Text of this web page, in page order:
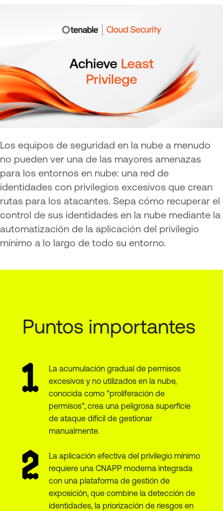
Los equipos de seguridad en la nube a menudo
no pueden ver una de las mayores amenazas
para los entornos en nube: una red de
identidades con privilegios excesivos que crean
rutas para los atacantes. Sepa cómo recuperar el
control de sus identidades en la nube mediante la
automatización de la aplicación del privilegio
mínimo a lo largo de todo su entorno.
Puntos importantes
La acumulación gradual de permisos
excesivos y no utilizados en la nube,
conocida como "proliferación de
permisos", crea una peligrosa superficie
de ataque difícil de gestionar
manualmente.
La aplicación efectiva del privilegio mínimo
requiere una CNAPP moderna integrada
con una plataforma de gestión de
exposición, que combine la detección de
identidades, la priorización de riesgos en